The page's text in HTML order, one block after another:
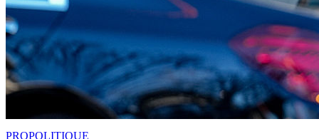
PROPOLITIQUE